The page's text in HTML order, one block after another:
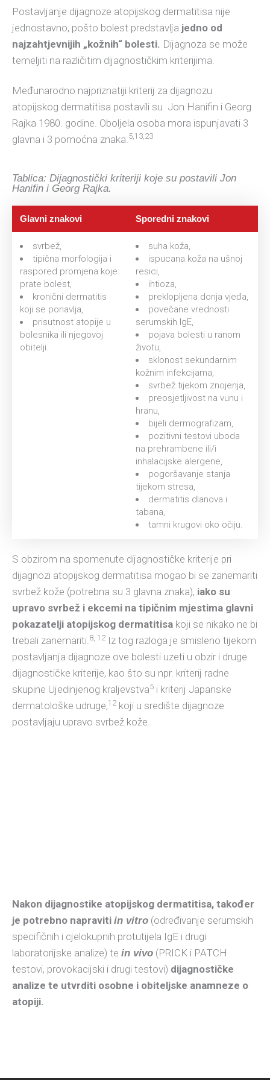
Postavljanje dijagnoze atopijskog dermatitisa nije
jednostavno, pošto bolest predstavlja jedno od
najzahtjevnijih „kožnih“ bolesti. Dijagnoza se može
temeljiti na različitim dijagnostičkim kriterijima.
Međunarodno najpriznatiji kriterij za dijagnozu
atopijskog dermatitisa postavili su Jon Hanifin i Georg
Rajka 1980. godine. Oboljela osoba mora ispunjavati 3
glavna i 3 pomoćna znaka. 5,13,23
Tablica: Dijagnostički kriteriji koje su postavili Jon
Hanifin i Georg Rajka.
Glavni znakovi Sporedni znakovi
svrbež,
tipična morfologija i
raspored promjena koje
prate bolest,
kronični dermatitis
koji se ponavlja,
prisutnost atopije u
bolesnika ili njegovoj
obitelji.
suha koža,
ispucana koža na ušnoj
resici,
ihtioza,
preklopljena donja vjeđa,
povečane vrednosti
serumskih IgE,
pojava bolesti u ranom
životu,
sklonost sekundarnim
kožnim infekcijama,
svrbež tijekom znojenja,
preosjetljivost na vunu i
hranu,
bijeli dermografizam,
pozitivni testovi uboda
na prehrambene ili/i
inhalacijske alergene,
pogoršavanje stanja
tijekom stresa,
dermatitis dlanova i
tabana,
tamni krugovi oko očiju.
S obzirom na spomenute dijagnostičke kriterije pri
dijagnozi atopijskog dermatitisa mogao bi se zanemariti
svrbež kože (potrebna su 3 glavna znaka), iako su
upravo svrbež i ekcemi na tipičnim mjestima glavni
pokazatelji atopijskog dermatitisa koji se nikako ne bi
trebali zanemariti.8, 12Iz tog razloga je smisleno tijekom
postavljanja dijagnoze ove bolesti uzeti u obzir i druge
dijagnostičke kriterije, kao što su npr. kriterij radne
skupine Ujedinjenog kraljevstva5 i kriterij Japanske
dermatološke udruge,12koji u središte dijagnoze
postavljaju upravo svrbež kože.
Nakon dijagnostike atopijskog dermatitisa, također
je potrebno napraviti in vitro (određivanje serumskih
specifičnih i cjelokupnih protutijela IgE i drugi
laboratorijske analize) te in vivo (PRICK i PATCH
testovi, provokacijski i drugi testovi) dijagnostičke
analize te utvrditi osobne i obiteljske anamneze o
atopiji.